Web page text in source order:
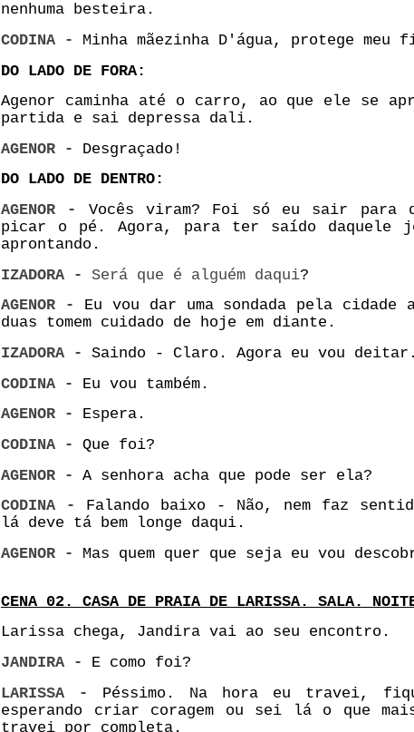
nenhuma besteira.
CODINA -
Minha mãezinha D'água, protege
DO LADO DE FORA:
Agenor caminha até o carro, ao que ele se
partida e sai depressa dali.
AGENOR -
Desgraçado!
DO LADO DE DENTRO:
AGENOR -
Vocês viram? Foi só eu sair para
picar o pé. Agora, para ter saído daquele
aprontando.
IZADORA - Será que é alguém daqui?
AGENOR - Eu vou dar uma sondada pela cidade
duas tomem cuidado de hoje em diante.
IZADORA - Saindo - Claro. Agora eu vou
CODINA -
Eu vou também.
AGENOR -
Espera.
CODINA -
Que foi?
AGENOR -
A senhora acha que pode ser ela?
CODINA -
Falando baixo - Não, nem faz
lá deve tá bem longe daqui.
AGENOR -
Mas quem quer que seja eu vou
CENA 02. CASA DE PRAIA DE LARISSA. SALA.
Larissa chega, Jandira vai ao seu encontro.
JANDIRA - E como foi?
LARISSA -
Péssimo. Na hora eu travei,
esperando criar coragem ou sei lá o que
travei por completa.